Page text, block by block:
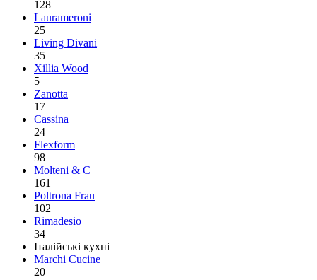
128
Laurameroni
25
Living Divani
35
Xillia Wood
5
Zanotta
17
Cassina
24
Flexform
98
Molteni & C
161
Poltrona Frau
102
Rimadesio
34
Італійські кухні
Marchi Cucine
20